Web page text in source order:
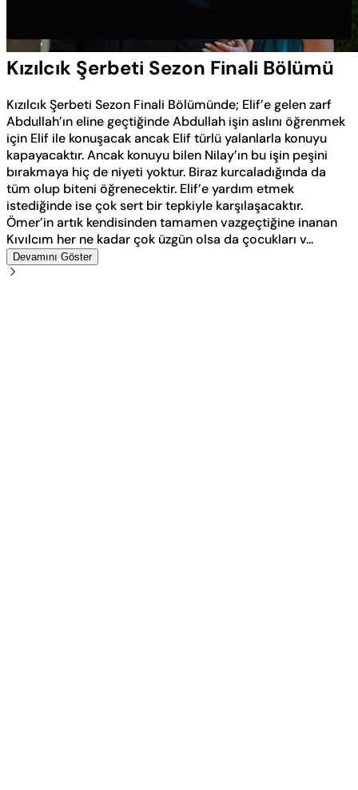
Hızı
Kızılcık Şerbeti Sezon Finali Bölümü
Kızılcık Şerbeti Sezon Finali Bölümünde; Elif’e gelen zarf
Abdullah’ın eline geçtiğinde Abdullah işin aslını öğrenmek
için Elif ile konuşacak ancak Elif türlü yalanlarla konuyu
kapayacaktır. Ancak konuyu bilen Nilay’ın bu işin peşini
bırakmaya hiç de niyeti yoktur. Biraz kurcaladığında da
tüm olup biteni öğrenecektir. Elif’e yardım etmek
istediğinde ise çok sert bir tepkiyle karşılaşacaktır.
Ömer’in artık kendisinden tamamen vazgeçtiğine inanan
Kıvılcım her ne kadar çok üzgün olsa da çocukları v...
Devamını Göster